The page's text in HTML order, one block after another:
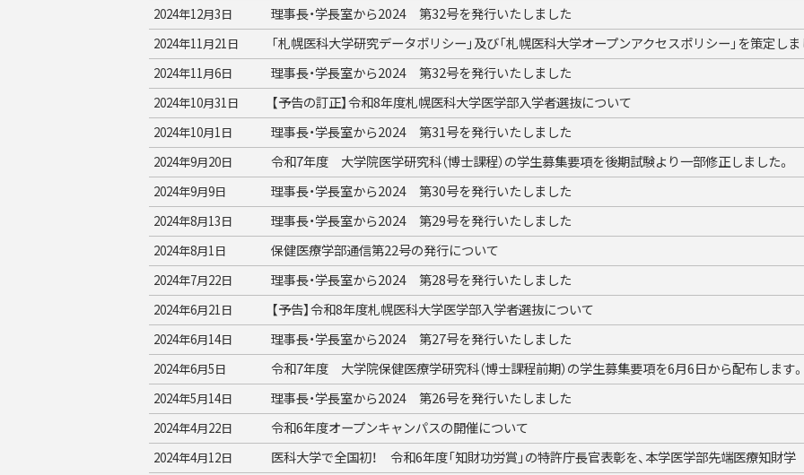
2024年12月3日 理事長・学長室から2024 第32号を発行いたしました
2024年11月21日 「札幌医科大学研究データポリシー」及び「札幌医科大学オープンアクセスポリシー」を策定し
2024年11月6日 理事長・学長室から2024 第32号を発行いたしました
2024年10月31日 【予告の訂正】令和8年度札幌医科大学医学部入学者選抜について
2024年10月1日 理事長・学長室から2024 第31号を発行いたしました
2024年9月20日 令和7年度 大学院医学研究科（博士課程）の学生募集要項を後期試験より一部修正しました。
2024年9月9日 理事長・学長室から2024 第30号を発行いたしました
2024年8月13日 理事長・学長室から2024 第29号を発行いたしました
2024年8月1日 保健医療学部通信第22号の発行について
2024年7月22日 理事長・学長室から2024 第28号を発行いたしました
2024年6月21日 【予告】令和8年度札幌医科大学医学部入学者選抜について
2024年6月14日 理事長・学長室から2024 第27号を発行いたしました
2024年6月5日 令和7年度 大学院保健医療学研究科（博士課程前期）の学生募集要項を6月6日から配布します
2024年5月14日 理事長・学長室から2024 第26号を発行いたしました
2024年4月22日 令和6年度オープンキャンパスの開催について
2024年4月12日 医科大学で全国初！ 令和6年度「知財功労賞」の特許庁長官表彰を、本学医学部先端医療知財